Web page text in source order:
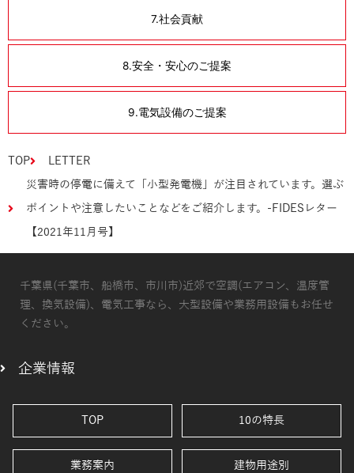
7.社会貢献
8.安全・安心のご提案
9.電気設備のご提案
TOP
LETTER
災害時の停電に備えて「小型発電機」が注目されています。選ぶ
ポイントや注意したいことなどをご紹介します。-FIDESレター
【2021年11月号】
千葉県(千葉市、船橋市、市川市)近郊で空調(エアコン、温度管
理、換気設備)、電気工事なら、大型設備や業務用設備もお任せ
ください。
企業情報
TOP 10の特長
業務案内 建物用途別